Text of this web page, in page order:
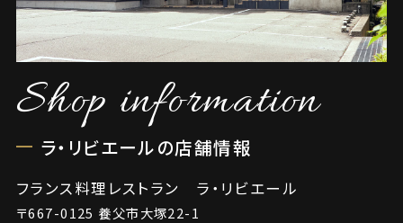
Shop information
ラ・リビエールの店舗情報
フランス料理レストラン ラ・リビエール
〒667-0125 養父市大塚22-1